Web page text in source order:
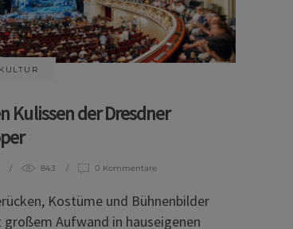
Kulissen der Dresdner
843 0 Kommentare
Kostüme und Bühnenbilder
Aufwand in hauseigenen